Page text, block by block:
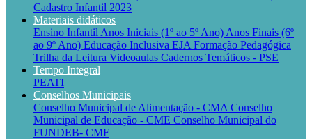
Cadastro Infantil 2023
Materiais didáticos
Ensino Infantil Anos Iniciais (1º ao 5º Ano) Anos Finais (6º
ao 9º Ano) Educação Inclusiva EJA Formação Pedagógica
Trilha da Leitura Videoaulas Cadernos Temáticos - PSE
Tempo Integral
PEATI
Conselhos Municipais
Conselho Municipal de Alimentação - CMA Conselho
Municipal de Educação - CME Conselho Municipal do
FUNDEB- CMF